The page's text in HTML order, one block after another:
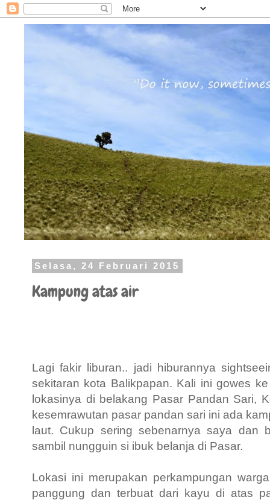
Selasa, 24 Februari 2015
Kampung atas air
Lagi fakir liburan.. jadi hiburannya
sekitaran kota Balikpapan. Kali ini gowes
lokasinya di belakang Pasar Pandan Sari,
kesemrawutan pasar pandan sari ini ada
laut. Cukup sering sebenarnya saya dan
sambil nungguin si ibuk belanja di Pasar.
Lokasi ini merupakan perkampungan
panggung dan terbuat dari kayu di atas